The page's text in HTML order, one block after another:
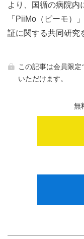
より、国循の病院内
「PiiMo（ピーモ）
証に関する共同研
この記事は会員限定
いただけます。
無